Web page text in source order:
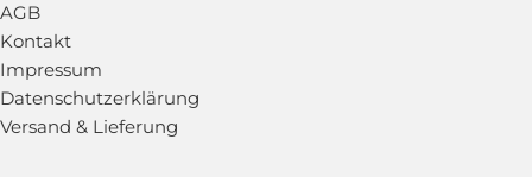
AGB
Kontakt
Impressum
Datenschutzerklärung
Versand & Lieferung